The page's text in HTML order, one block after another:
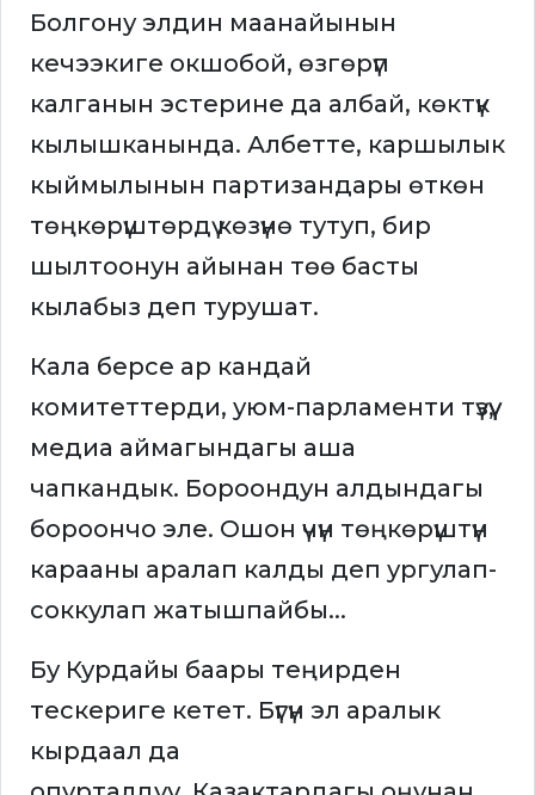
Болгону элдин маанайынын
кечээкиге окшобой, өзгөрүп
калганын эстерине да албай, көктүк
кылышканында. Албетте, каршылык
кыймылынын партизандары өткөн
төңкөрүштөрдү көзүнө тутуп, бир
шылтоонун айынан төө басты
кылабыз деп турушат.
Кала берсе ар кандай
комитеттерди, уюм-парламенти түзүү,
медиа аймагындагы аша
чапкандык. Бороондун алдындагы
бороончо эле. Ошон үчүн төңкөрүштүн
карааны аралап калды деп ургулап-
соккулап жатышпайбы...
Бу Курдайы баары теңирден
тескериге кетет. Бүгүн эл аралык
кырдаал да